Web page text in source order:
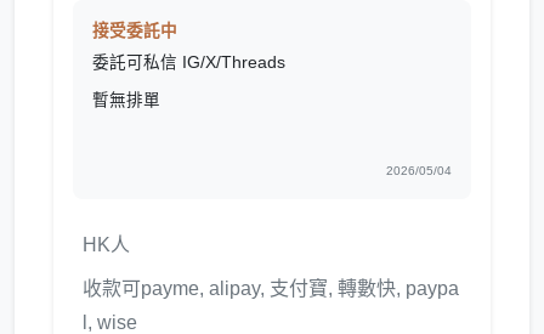
接受委託中
委託可私信 IG/X/Threads
暫無排單
2026/05/04
HK人
收款可payme, alipay, 支付寶, 轉數快, paypa
l, wise